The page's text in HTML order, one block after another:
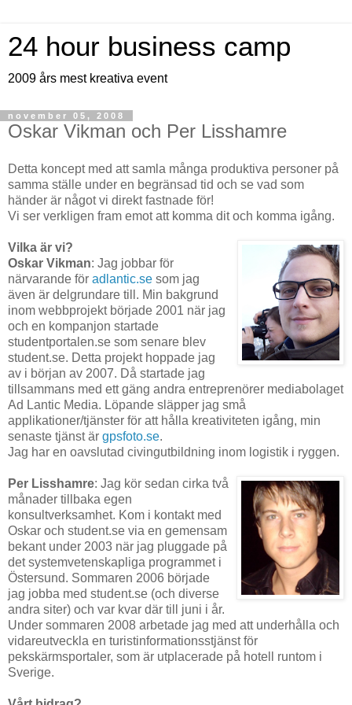
24 hour business camp
2009 års mest kreativa event
november 05, 2008
Oskar Vikman och Per Lisshamre
Detta koncept med att samla många produktiva personer på
samma ställe under en begränsad tid och se vad som
händer är något vi direkt fastnade för!
Vi ser verkligen fram emot att komma dit och komma igång.
Vilka är vi?
Oskar Vikman: Jag jobbar för
närvarande för adlantic.se som jag
även är delgrundare till. Min bakgrund
inom webbprojekt började 2001 när jag
och en kompanjon startade
studentportalen.se som senare blev
student.se. Detta projekt hoppade jag
av i början av 2007. Då startade jag
tillsammans med ett gäng andra entreprenörer mediabolaget
Ad Lantic Media. Löpande släpper jag små
applikationer/tjänster för att hålla kreativiteten igång, min
senaste tjänst är gpsfoto.se.
Jag har en oavslutad civingutbildning inom logistik i ryggen.
Per Lisshamre: Jag kör sedan cirka två
månader tillbaka egen
konsultverksamhet. Kom i kontakt med
Oskar och student.se via en gemensam
bekant under 2003 när jag pluggade på
det systemvetenskapliga programmet i
Östersund. Sommaren 2006 började
jag jobba med student.se (och diverse
andra siter) och var kvar där till juni i år.
Under sommaren 2008 arbetade jag med att underhålla och
vidareutveckla en turistinformationsstjänst för
pekskärmsportaler, som är utplacerade på hotell runtom i
Sverige.